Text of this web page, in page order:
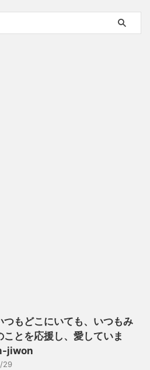
つもどこにいても、いつもみ
ことを応援し、愛していま
jiwon
29